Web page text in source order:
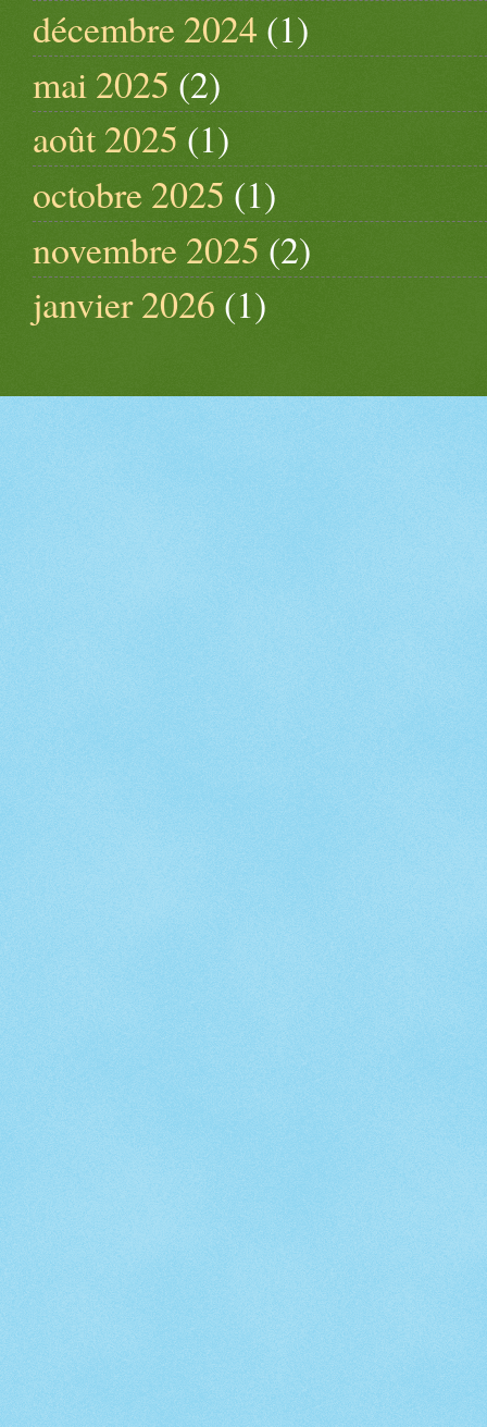
décembre 2024 (1)
mai 2025 (2)
août 2025 (1)
octobre 2025 (1)
novembre 2025 (2)
janvier 2026 (1)